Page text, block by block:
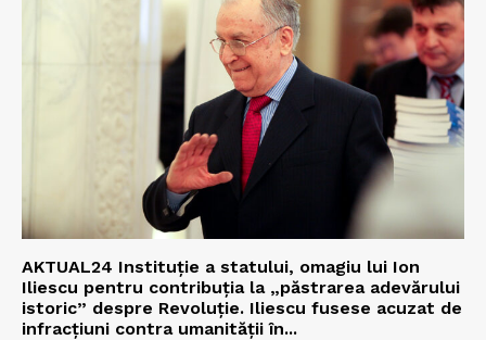
AKTUAL24 Instituție a statului, omagiu lui Ion
Iliescu pentru contribuția la „păstrarea adevărului
istoric” despre Revoluție. Iliescu fusese acuzat de
infracțiuni contra umanității în...